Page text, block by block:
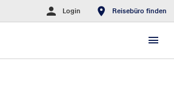
Login Reisebüro finden